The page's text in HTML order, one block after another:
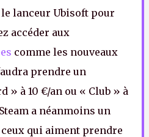
lanceur Ubisoft pour
accéder aux
comme les nouveaux
prendre un
» à 10 €/an ou « Club » à
a néanmoins un
qui aiment prendre